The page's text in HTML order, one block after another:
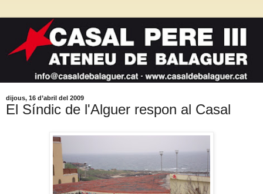
dijous, 16 d’abril del 2009
El Síndic de l'Alguer respon al Casal